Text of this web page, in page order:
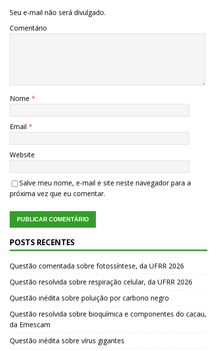
Seu e-mail não será divulgado.
Comentário
Nome *
Email *
Website
Salve meu nome, e-mail e site neste navegador para a
próxima vez que eu comentar.
POSTS RECENTES
Questão comentada sobre fotossíntese, da UFRR 2026
Questão resolvida sobre respiração celular, da UFRR 2026
Questão inédita sobre poluição por carbono negro
Questão resolvida sobre bioquímica e componentes do cacau,
da Emescam
Questão inédita sobre vírus gigantes